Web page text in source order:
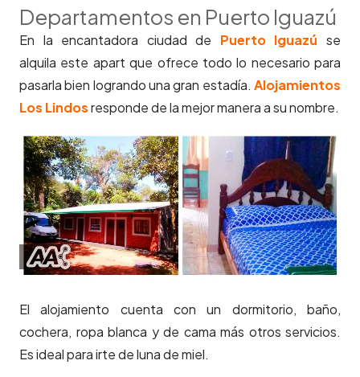
Departamentos en Puerto Iguazú
En la encantadora ciudad de Puerto Iguazú se
alquila este apart que ofrece todo lo necesario para
pasarla bien logrando una gran estadía. Alojamientos
Los Lindosresponde de la mejor manera a su nombre.
El alojamiento cuenta con un dormitorio, baño,
cochera, ropa blanca y de cama más otros servicios.
Es ideal para irte de luna de miel.